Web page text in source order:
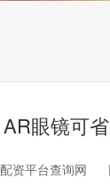
眼镜可
资平台查询网